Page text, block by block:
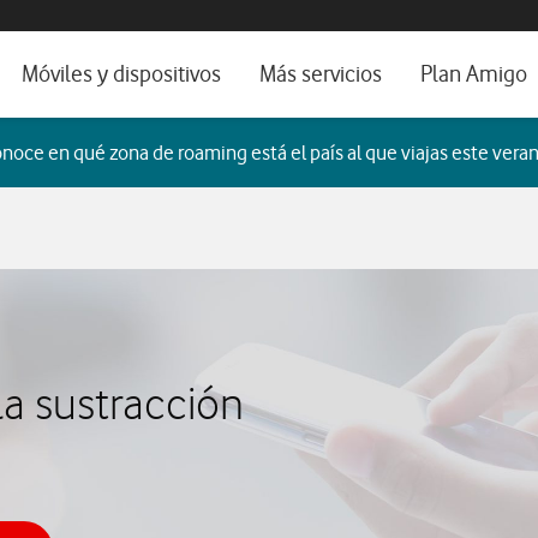
ayuda e idioma
5G
TV
Móviles y dispositivos
Imagen y Sonido
Más servicios
Alianza Vodafone e Iberdrola
Servicios avanzados
Plan Amigo
en qué zona de roaming está el país al que viajas este
sustracción